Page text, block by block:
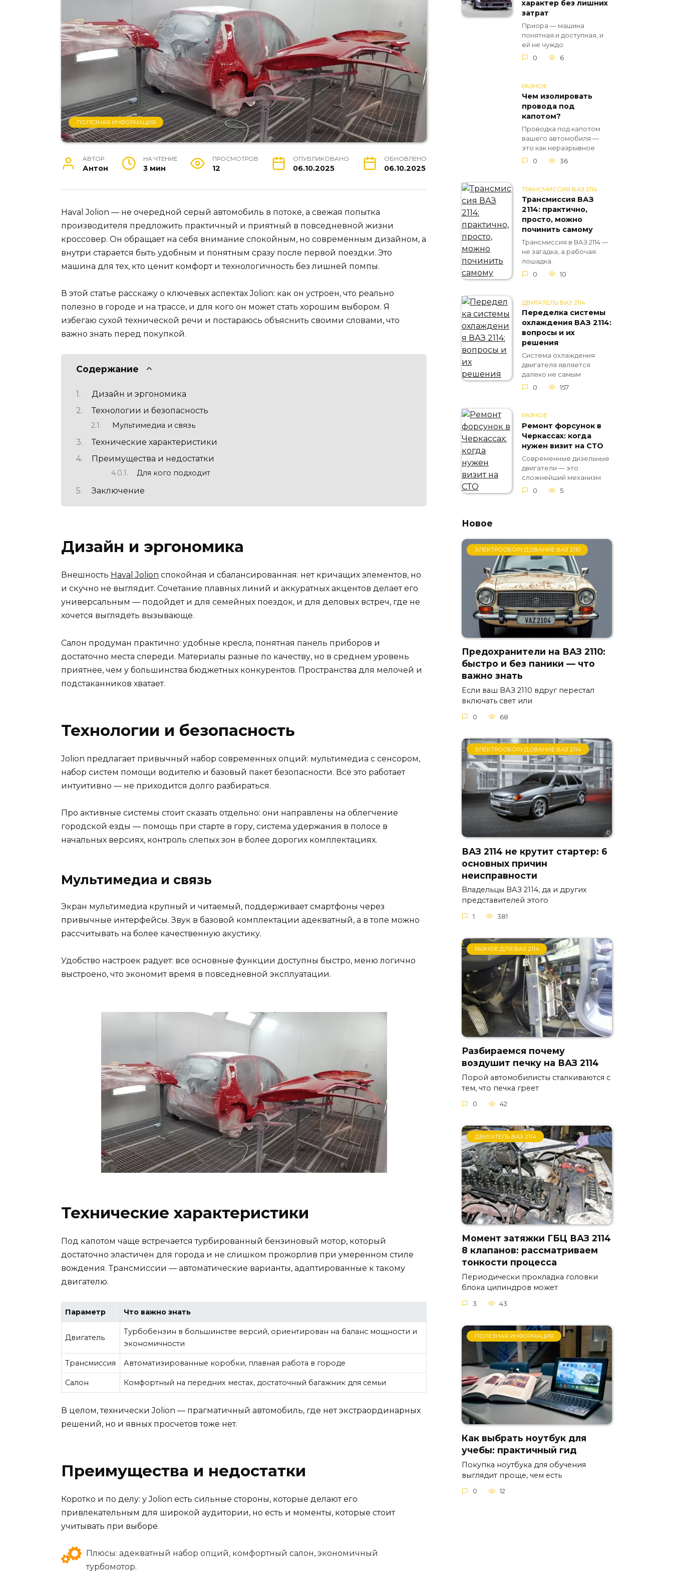
ПОЛЕЗНАЯ ИНФОРМАЦИЯ
АВТОР
Антон
НА ЧТЕНИЕ
3 мин
ПРОСМОТРОВ
12
ОПУБЛИКОВАНО
06.10.2025
ОБНОВЛЕНО
06.10.2025
Haval Jolion — не очередной серый автомобиль в потоке, а свежая попытка
производителя предложить практичный и приятный в повседневной жизни
кроссовер. Он обращает на себя внимание спокойным, но современным дизайном, а
внутри старается быть удобным и понятным сразу после первой поездки. Это
машина для тех, кто ценит комфорт и технологичность без лишней помпы.
В этой статье расскажу о ключевых аспектах Jolion: как он устроен, что реально
полезно в городе и на трассе, и для кого он может стать хорошим выбором. Я
избегаю сухой технической речи и постараюсь объяснить своими словами, что
важно знать перед покупкой.
Содержание
Дизайн и эргономика
Технологии и безопасность
Мультимедиа и связь
Технические характеристики
Преимущества и недостатки
Для кого подходит
Заключение
Дизайн и эргономика
Внешность Haval Jolion спокойная и сбалансированная: нет кричащих элементов, но
и скучно не выглядит. Сочетание плавных линий и аккуратных акцентов делает его
универсальным — подойдет и для семейных поездок, и для деловых встреч, где не
хочется выглядеть вызывающе.
Салон продуман практично: удобные кресла, понятная панель приборов и
достаточно места спереди. Материалы разные по качеству, но в среднем уровень
приятнее, чем у большинства бюджетных конкурентов. Пространства для мелочей и
подстаканников хватает.
Технологии и безопасность
Jolion предлагает привычный набор современных опций: мультимедиа с сенсором,
набор систем помощи водителю и базовый пакет безопасности. Всё это работает
интуитивно — не приходится долго разбираться.
Про активные системы стоит сказать отдельно: они направлены на облегчение
городской езды — помощь при старте в гору, система удержания в полосе в
начальных версиях, контроль слепых зон в более дорогих комплектациях.
Мультимедиа и связь
Экран мультимедиа крупный и читаемый, поддерживает смартфоны через
привычные интерфейсы. Звук в базовой комплектации адекватный, а в топе можно
рассчитывать на более качественную акустику.
Удобство настроек радует: все основные функции доступны быстро, меню логично
выстроено, что экономит время в повседневной эксплуатации.
Технические характеристики
Под капотом чаще встречается турбированный бензиновый мотор, который
достаточно эластичен для города и не слишком прожорлив при умеренном стиле
вождения. Трансмиссии — автоматические варианты, адаптированные к такому
двигателю.
Параметр Что важно знать
Двигатель
Турбобензин в большинстве версий, ориентирован на баланс мощности и
экономичности
Трансмиссия Автоматизированные коробки, плавная работа в городе
Салон Комфортный на передних местах, достаточный багажник для семьи
В целом, технически Jolion — прагматичный автомобиль, где нет экстраординарных
решений, но и явных просчетов тоже нет.
Преимущества и недостатки
Коротко и по делу: у Jolion есть сильные стороны, которые делают его
привлекательным для широкой аудитории, но есть и моменты, которые стоит
учитывать при выборе.
Плюсы: адекватный набор опций, комфортный салон, экономичный
турбомотор.
характер без лишних
затрат
Приора — машина
понятная и доступная, и
ей не чуждо
0
6
РАЗНОЕ
Чем изолировать
провода под
капотом?
Проводка под капотом
вашего автомобиля —
это как неразрывное
0
36
ТРАНСМИССИЯ ВАЗ 2114
Трансмиссия ВАЗ
2114: практично,
просто, можно
починить самому
Трансмиссия в ВАЗ 2114 —
не загадка, а рабочая
лошадка.
0
10
ДВИГАТЕЛЬ ВАЗ 2114
Переделка системы
охлаждения ВАЗ 2114:
вопросы и их
решения
Система охлаждения
двигателя является
далеко не самым
0
157
РАЗНОЕ
Ремонт форсунок в
Черкассах: когда
нужен визит на СТО
Современные дизельные
двигатели — это
сложнейший механизм
0
5
Новое
ЭЛЕКТРООБОРУДОВАНИЕ ВАЗ 2110
Предохранители на ВАЗ 2110:
быстро и без паники — что
важно знать
Если ваш ВАЗ 2110 вдруг перестал
включать свет или
0 68
ЭЛЕКТРООБОРУДОВАНИЕ ВАЗ 2114
ВАЗ 2114 не крутит стартер: 6
основных причин
неисправности
Владельцы ВАЗ 2114, да и других
представителей этого
1 381
РАЗНОЕ ДЛЯ ВАЗ 2114
Разбираемся почему
воздушит печку на ВАЗ 2114
Порой автомобилисты сталкиваются с
тем, что печка греет
0 42
ДВИГАТЕЛЬ ВАЗ 2114
Момент затяжки ГБЦ ВАЗ 2114
8 клапанов: рассматриваем
тонкости процесса
Периодически прокладка головки
блока цилиндров может
3 43
ПОЛЕЗНАЯ ИНФОРМАЦИЯ
Как выбрать ноутбук для
учебы: практичный гид
Покупка ноутбука для обучения
выглядит проще, чем есть
0 12